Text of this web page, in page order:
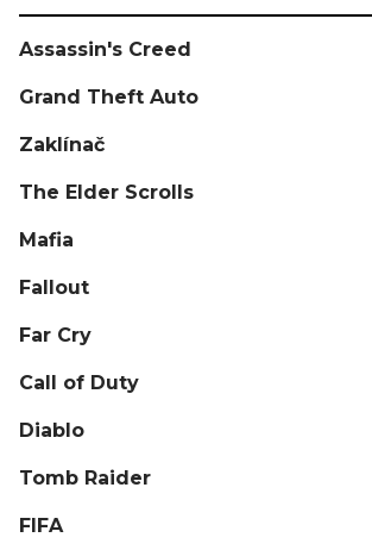
Assassin's Creed
Grand Theft Auto
Zaklínač
The Elder Scrolls
Mafia
Fallout
Far Cry
Call of Duty
Diablo
Tomb Raider
FIFA